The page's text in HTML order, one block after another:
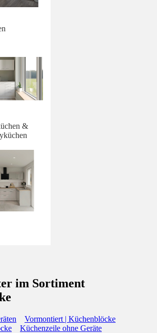
&
im Sortiment
Vormontiert | Küchenblöcke
Küchenzeile ohne Geräte